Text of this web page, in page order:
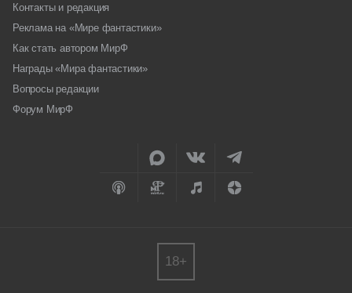
Контакты и редакция
Реклама на «Мире фантастики»
Как стать автором МирФ
Награды «Мира фантастики»
Вопросы редакции
Форум МирФ
18+